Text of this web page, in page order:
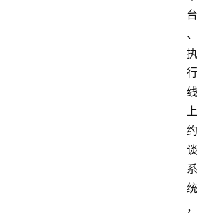
台
、
执
行
线
上
约
谈
系
统
，